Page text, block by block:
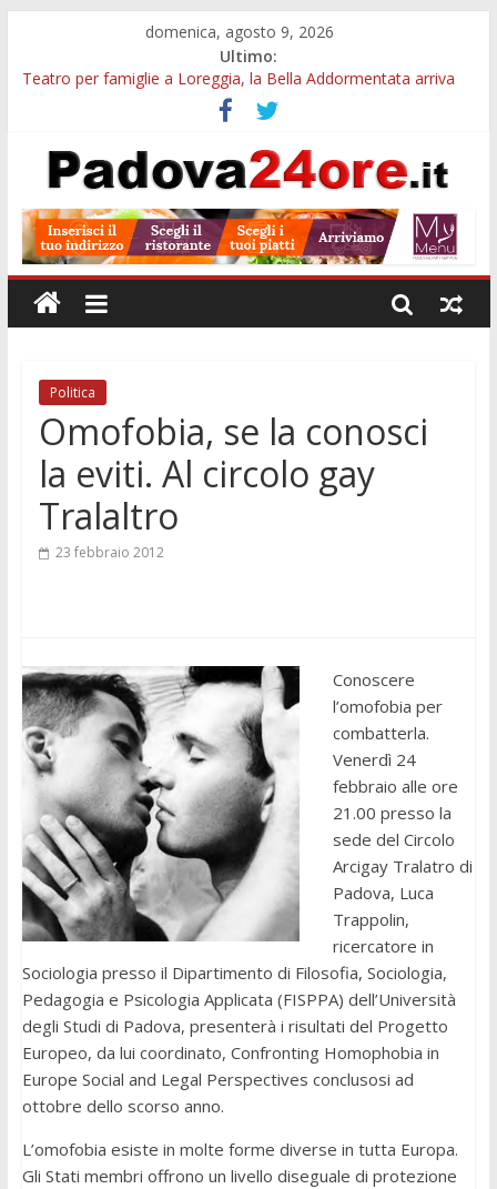
domenica, agosto 9, 2026
Ultimo:
Teatro per famiglie a Loreggia, la Bella Addormentata arriva
Galleria Cavour, cento opere di Diana Migliorato tra colore,
poesia e musica a Padova
Cinema Arena Romana, stasera la commedia di Antonio
Campo San Martino, il Museo della civiltà contadina apre gratis
durante la sagra
Notizie di Padova alle ore 10: Notte del Volo sold out, Tribano
e festa oggi a Teolo
Politica
Omofobia, se la conosci
la eviti. Al circolo gay
Tralaltro
23 febbraio 2012
Conoscere
l’omofobia per
combatterla.
Venerdì 24
febbraio alle ore
21.00 presso la
sede del Circolo
Arcigay Tralatro di
Padova, Luca
Trappolin,
ricercatore in
Sociologia presso il Dipartimento di Filosofia, Sociologia,
Pedagogia e Psicologia Applicata (FISPPA) dell’Università
degli Studi di Padova, presenterà i risultati del Progetto
Europeo, da lui coordinato, Confronting Homophobia in
Europe Social and Legal Perspectives conclusosi ad
ottobre dello scorso anno.
L’omofobia esiste in molte forme diverse in tutta Europa.
Gli Stati membri offrono un livello diseguale di protezione